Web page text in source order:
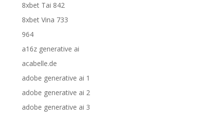
8xbet Tai 842
8xbet Vina 733
964
a16z generative ai
acabelle.de
adobe generative ai 1
adobe generative ai 2
adobe generative ai 3